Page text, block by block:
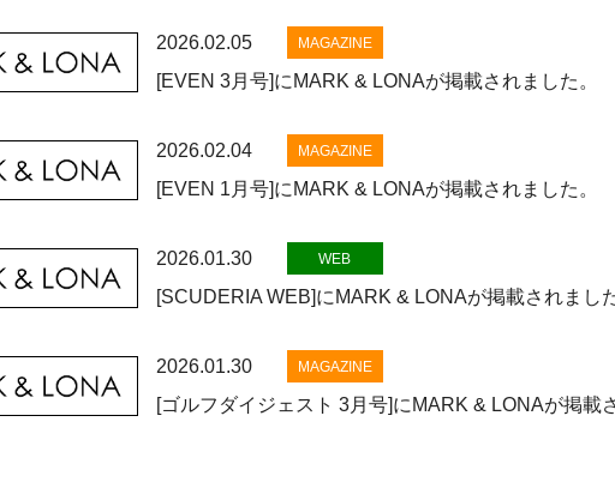
2026.02.05 MAGAZINE
[EVEN 3月号]にMARK & LONAが掲載されました。
2026.02.04 MAGAZINE
[EVEN 1月号]にMARK & LONAが掲載されました。
2026.01.30 WEB
[SCUDERIA WEB]にMARK & LONAが掲載されました
2026.01.30 MAGAZINE
[ゴルフダイジェスト 3月号]にMARK & LONAが掲載